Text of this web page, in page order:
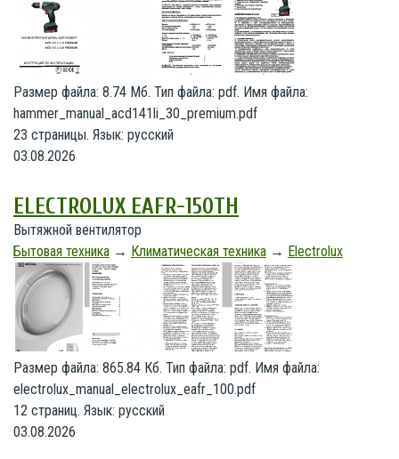
Размер файла: 8.74 Мб. Тип файла: pdf. Имя файла:
hammer_manual_acd141li_30_premium.pdf
23 страницы. Язык: русский
03.08.2026
ELECTROLUX EAFR-150TH
Вытяжной вентилятор
Бытовая техника → Климатическая техника → Electrolux
Размер файла: 865.84 Кб. Тип файла: pdf. Имя файла:
electrolux_manual_electrolux_eafr_100.pdf
12 страниц. Язык: русский
03.08.2026